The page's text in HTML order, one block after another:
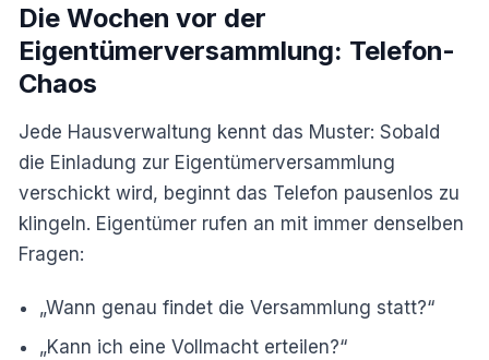
Die Wochen vor der
Eigentümerversammlung: Telefon-
Chaos
Jede Hausverwaltung kennt das Muster: Sobald
die Einladung zur Eigentümerversammlung
verschickt wird, beginnt das Telefon pausenlos zu
klingeln. Eigentümer rufen an mit immer denselben
Fragen:
„Wann genau findet die Versammlung statt?“
„Kann ich eine Vollmacht erteilen?“